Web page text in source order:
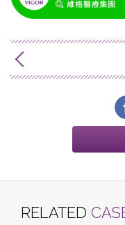
RELATED